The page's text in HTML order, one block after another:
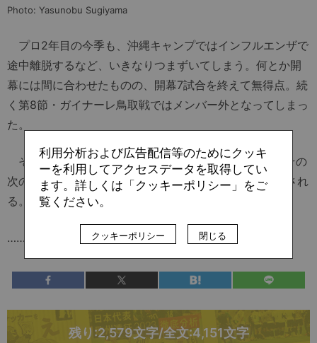
Photo: Yasunobu Sugiyama
プロ2年目の今季も、沖縄キャンプではインフルエンザで
途中離脱するなど、いきなりつまずいてしまう。何とか開
幕には間に合わせたものの、開幕7試合を終えて無得点。続
く第8節・ガイナーレ鳥取戦ではメンバー外となってしまっ
た。
それでも、FW陣にけが人が相次いだ影響もあって、その
次の第9節・大分トリニータ戦で先発のメンバーに抜擢され
る。
……
残り:2,579文字/全文:4,151文字
利用分析および広告配信等のためにクッキ
ーを利用してアクセスデータを取得してい
ます。詳しくは「クッキーポリシー」をご
覧ください。
クッキーポリシー 閉じる